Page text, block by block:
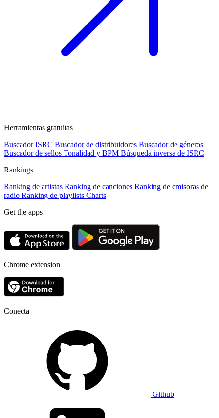
Herramientas gratuitas
Buscador ISRC Buscador de distribuidores Buscador de géneros
Buscador de sellos Tonalidad y BPM Búsqueda inversa de ISRC
Rankings
Ranking de artistas Ranking de canciones Ranking de emisoras de
radio Ranking de playlists Charts
Get the apps
Chrome extension
Conecta
Github